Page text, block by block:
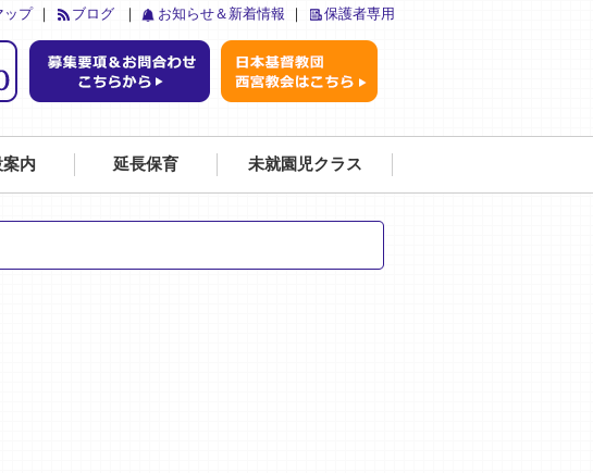
ップ ブログ お知らせ＆新着情報 保護者専用
内 延長保育 未就園児クラス